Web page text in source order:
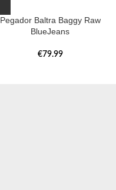
Pegador Baltra Baggy Raw
BlueJeans
€79.99